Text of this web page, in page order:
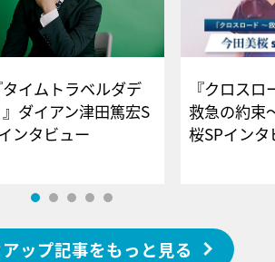
タイムトラベルダデ
』ダイアン津田篤宏S
ンタビュー
『クロス
救急の約束
桜SPイ
ップ記事をもっと見る